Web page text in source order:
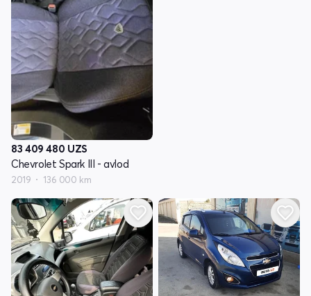
83 409 480 UZS
Chevrolet Spark III - avlod
2019 136 000 km